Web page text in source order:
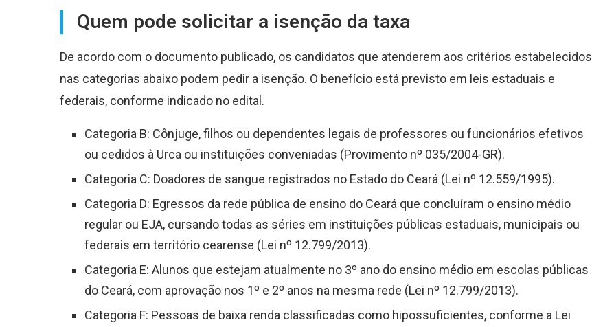
Quem pode solicitar a isenção da taxa
De acordo com o documento publicado, os candidatos que atenderem aos critérios estabelecidos
nas categorias abaixo podem pedir a isenção. O benefício está previsto em leis estaduais e
federais, conforme indicado no edital.
Categoria B: Cônjuge, filhos ou dependentes legais de professores ou funcionários efetivos
ou cedidos à Urca ou instituições conveniadas (Provimento nº 035/2004-GR).
Categoria C: Doadores de sangue registrados no Estado do Ceará (Lei nº 12.559/1995).
Categoria D: Egressos da rede pública de ensino do Ceará que concluíram o ensino médio
regular ou EJA, cursando todas as séries em instituições públicas estaduais, municipais ou
federais em território cearense (Lei nº 12.799/2013).
Categoria E: Alunos que estejam atualmente no 3º ano do ensino médio em escolas públicas
do Ceará, com aprovação nos 1º e 2º anos na mesma rede (Lei nº 12.799/2013).
Categoria F: Pessoas de baixa renda classificadas como hipossuficientes, conforme a Lei